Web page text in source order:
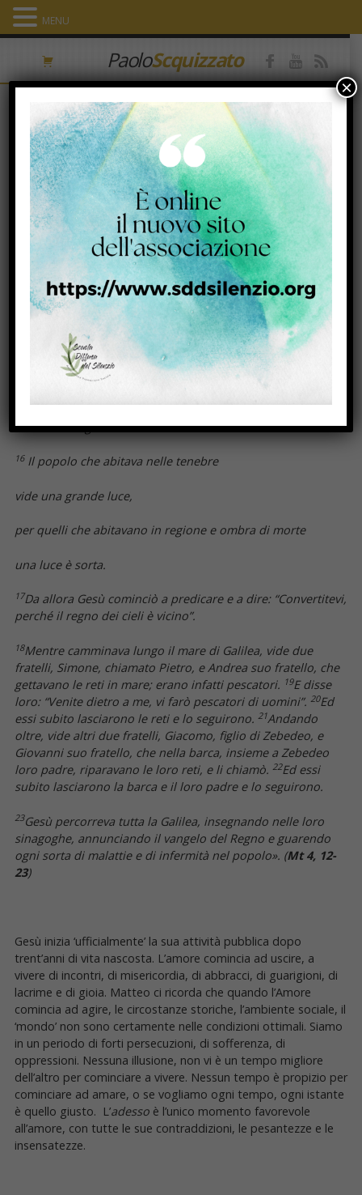
PaoloScquizzato
OMELIA 3a Domenica Tempo
Ordinario. Anno A
19 Gennaio 2017
Facebook
Twitter
EmailCondividi
«Quando Gesù seppe che Giovanni era stato arrestato, si
ritirò nella Galilea,
13 lasciò Nàzaret e andò ad abitare a
Cafàrnao, sulla riva del mare, nel territorio di Zàbulon e di
Nèftali,14 perché si compisse ciò che era stato detto per
mezzo del profeta Isaia:
Terra di Zàbulon e terra di Nèftali,
Galilea delle genti!
16Il popolo che abitava nelle tenebre
vide una grande luce,
per quelli che abitavano in regione e ombra di morte
una luce è sorta.
17Da allora Gesù cominciò a predicare e a dire: “Convertitevi,
perché il regno dei cieli è vicino”.
18Mentre camminava lungo il mare di Galilea, vide due
fratelli, Simone, chiamato Pietro, e Andrea suo fratello, che
gettavano le reti in mare; erano infatti pescatori. 19E disse
loro: “Venite dietro a me, vi farò pescatori di uomini”. 20Ed
essi subito lasciarono le reti e lo seguirono. 21Andando
oltre, vide altri due fratelli, Giacomo, figlio di Zebedeo, e
Giovanni suo fratello, che nella barca, insieme a Zebedeo
loro padre, riparavano le loro reti, e li chiamò. 22Ed essi
subito lasciarono la barca e il loro padre e lo seguirono.
23Gesù percorreva tutta la Galilea, insegnando nelle loro
sinagoghe, annunciando il vangelo del Regno e guarendo
ogni sorta di malattie e di infermità nel popolo». (Mt 4, 12-
23)
Gesù inizia ‘ufficialmente’ la sua attività pubblica dopo
trent’anni di vita nascosta. L’amore comincia ad uscire, a
vivere di incontri, di misericordia, di abbracci, di guarigioni, di
lacrime e di gioia. Matteo ci ricorda che quando l’Amore
comincia ad agire, le circostanze storiche, l’ambiente sociale, il
‘mondo’ non sono certamente nelle condizioni ottimali. Siamo
in un periodo di forti persecuzioni, di sofferenza, di
oppressioni. Nessuna illusione, non vi è un tempo migliore
dell’altro per cominciare a vivere. Nessun tempo è propizio per
cominciare ad amare, o se vogliamo ogni tempo, ogni istante
è quello giusto. L’adessoè l’unico momento favorevole
all’amore, con tutte le sue contraddizioni, le pesantezze e le
insensatezze.
MENU
×